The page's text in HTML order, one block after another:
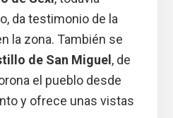
da testimonio de la
la zona. También se
de San Miguel , de
el pueblo desde
y ofrece unas vistas